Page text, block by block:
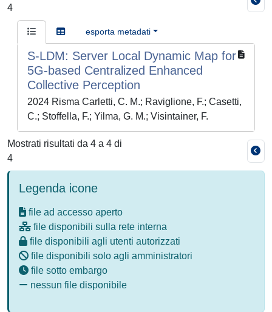
4
esporta metadati
S-LDM: Server Local Dynamic Map for
5G-based Centralized Enhanced
Collective Perception
2024 Risma Carletti, C. M.; Raviglione, F.; Casetti,
C.; Stoffella, F.; Yilma, G. M.; Visintainer, F.
Mostrati risultati da 4 a 4 di
4
Legenda icone
file ad accesso aperto
file disponibili sulla rete interna
file disponibili agli utenti autorizzati
file disponibili solo agli amministratori
file sotto embargo
nessun file disponibile